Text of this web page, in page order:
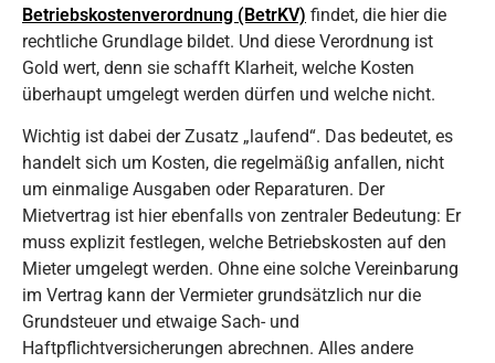
Betriebskostenverordnung (BetrKV) findet, die hier die
rechtliche Grundlage bildet. Und diese Verordnung ist
Gold wert, denn sie schafft Klarheit, welche Kosten
überhaupt umgelegt werden dürfen und welche nicht.
Wichtig ist dabei der Zusatz „laufend“. Das bedeutet, es
handelt sich um Kosten, die regelmäßig anfallen, nicht
um einmalige Ausgaben oder Reparaturen. Der
Mietvertrag ist hier ebenfalls von zentraler Bedeutung: Er
muss explizit festlegen, welche Betriebskosten auf den
Mieter umgelegt werden. Ohne eine solche Vereinbarung
im Vertrag kann der Vermieter grundsätzlich nur die
Grundsteuer und etwaige Sach- und
Haftpflichtversicherungen abrechnen. Alles andere